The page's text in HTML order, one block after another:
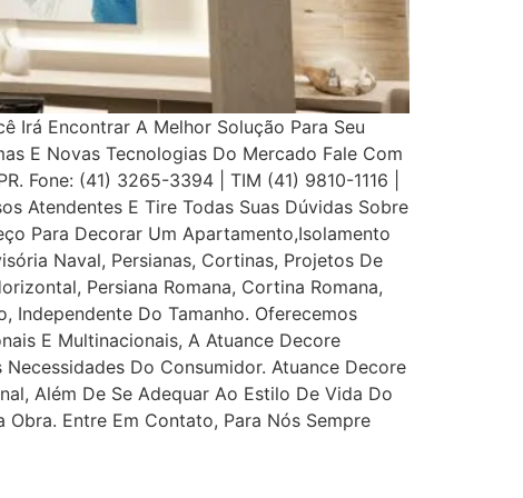
Irá Encontrar A Melhor Solução Para Seu
E Novas Tecnologias Do Mercado Fale Com
Fone: (41) 3265-3394 | TIM (41) 9810-1116 |
Atendentes E Tire Todas Suas Dúvidas Sobre
Para Decorar Um Apartamento,Isolamento
Naval, Persianas, Cortinas, Projetos De
Persiana Romana, Cortina Romana,
Independente Do Tamanho. Oferecemos
E Multinacionais, A Atuance Decore
Do Consumidor. Atuance Decore
Além De Se Adequar Ao Estilo De Vida Do
Entre Em Contato, Para Nós Sempre